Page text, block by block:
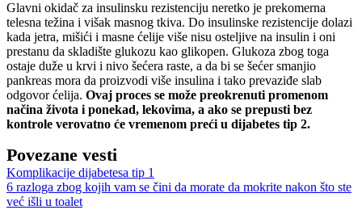
Glavni okidač za insulinsku rezistenciju neretko je prekomerna
telesna težina i višak masnog tkiva. Do insulinske rezistencije dolazi
kada jetra, mišići i masne ćelije više nisu osteljive na insulin i oni
prestanu da skladište glukozu kao glikopen. Glukoza zbog toga
ostaje duže u krvi i nivo šećera raste, a da bi se šećer smanjio
pankreas mora da proizvodi više insulina i tako prevaziđe slab
odgovor ćelija. Ovaj proces se može preokrenuti promenom
načina života i ponekad, lekovima, a ako se prepusti bez
kontrole verovatno će vremenom preći u dijabetes tip 2.
Povezane vesti
Komplikacije dijabetesa tip 1
6 razloga zbog kojih vam se čini da morate da mokrite nakon što ste
već išli u toalet